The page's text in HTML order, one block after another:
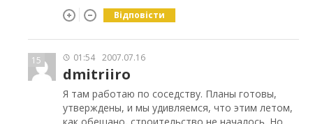
Відповісти
15 01:54 2007.07.16
dmitriiro
Я там работаю по соседству. Планы готовы,
утверждены, и мы удивляемся, что этим летом,
как обещано, строительство не началось. Но